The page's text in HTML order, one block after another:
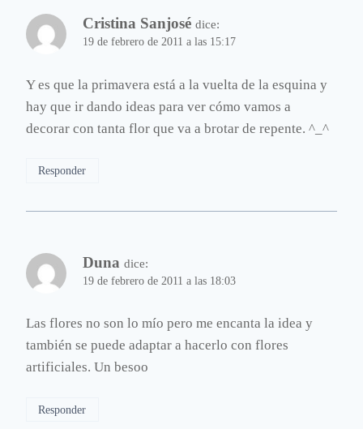
Cristina Sanjosé dice:
19 de febrero de 2011 a las 15:17
Y es que la primavera está a la vuelta de la esquina y
hay que ir dando ideas para ver cómo vamos a
decorar con tanta flor que va a brotar de repente. ^_^
Responder
Duna dice:
19 de febrero de 2011 a las 18:03
Las flores no son lo mío pero me encanta la idea y
también se puede adaptar a hacerlo con flores
artificiales. Un besoo
Responder